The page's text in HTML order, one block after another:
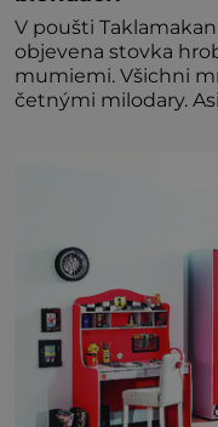
V poušti
objevena stovka
mumiemi. Všichni
četnými milodary.
dávných lidí
odborníci zdejším